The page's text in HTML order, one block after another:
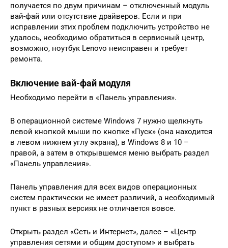
получается по двум причинам – отключенный модуль
вай-фай или отсутствие драйверов. Если и при
исправлении этих проблем подключить устройство не
удалось, необходимо обратиться в сервисный центр,
возможно, ноутбук Lenovo неисправен и требует
ремонта.
Включение вай-фай модуля
Необходимо перейти в «Панель управления».
В операционной системе Windows 7 нужно щелкнуть
левой кнопкой мыши по кнопке «Пуск» (она находится
в левом нижнем углу экрана), в Windows 8 и 10 –
правой, а затем в открывшемся меню выбрать раздел
«Панель управления».
Панель управления для всех видов операционных
систем практически не имеет различий, а необходимый
пункт в разных версиях не отличается вовсе.
Открыть раздел «Сеть и Интернет», далее – «Центр
управления сетями и общим доступом» и выбрать